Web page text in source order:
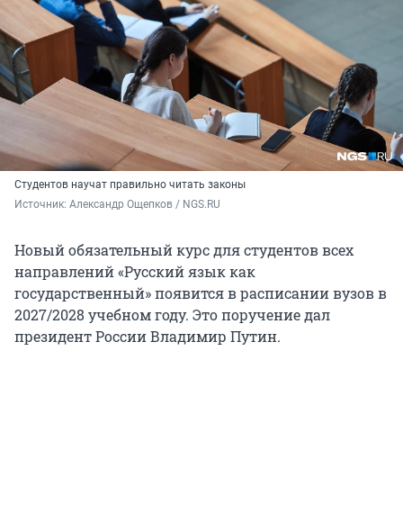
Студентов научат правильно читать законы
Источник: Александр Ощепков / NGS.RU
Новый обязательный курс для студентов всех
направлений «Русский язык как
государственный» появится в расписании вузов в
2027/2028 учебном году. Это поручение дал
президент России Владимир Путин.